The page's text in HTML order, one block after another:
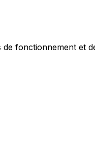
fonctionnement et